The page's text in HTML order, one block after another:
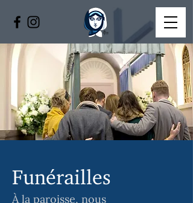
Funérailles
À la paroisse, nous